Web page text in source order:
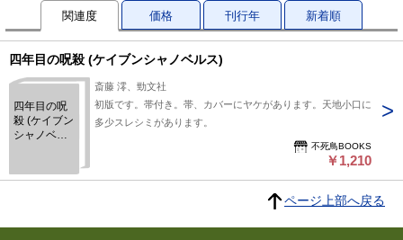
関連度 価格 刊行年 新着順
四年目の呪殺 (ケイブンシャノベルス)
四年目の呪
殺 (ケイブン
シャノベル
斎藤 澪、勁文社
初版です。帯付き。帯、カバーにヤケがあります。天地小口に
多少スレシミがあります。
不死鳥BOOKS
￥1,210
ページ上部へ戻る